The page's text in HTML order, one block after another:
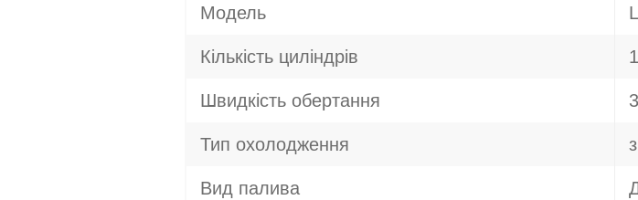
Модель
Кількість циліндрів
Швидкість обертання
Тип охолодження
Вид палива